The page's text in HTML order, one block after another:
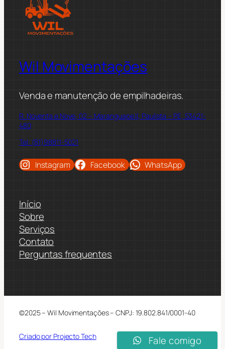
Wil Movimentações
Venda e manutenção de empilhadeiras.
R. Noventa e Nove, 02 – Maranguape II, Paulista – PE, 53421-
480
Tel: (81)98811-5021
Instagram Facebook WhatsApp
Início
Sobre
Serviços
Contato
Perguntas frequentes
©2025 – Wil Movimentações – CNPJ: 19.802.841/0001-40
Criado por Projecto Tech Fale comigo